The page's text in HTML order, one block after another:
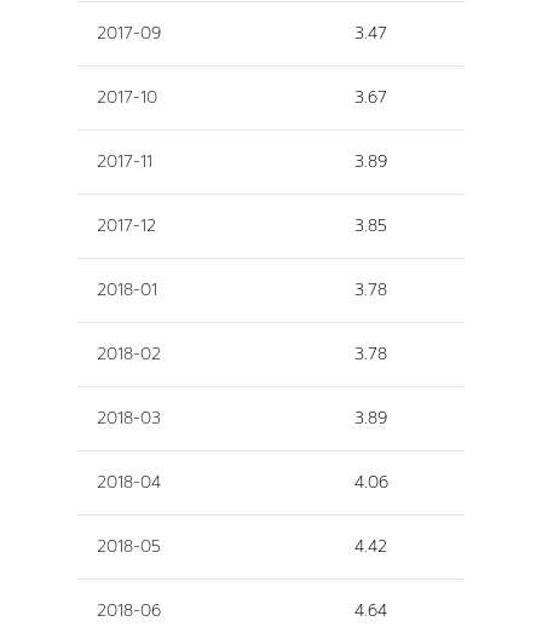
2017-09 3.47
2017-10 3.67
2017-11 3.89
2017-12 3.85
2018-01 3.78
2018-02 3.78
2018-03 3.89
2018-04 4.06
2018-05 4.42
2018-06 4.64